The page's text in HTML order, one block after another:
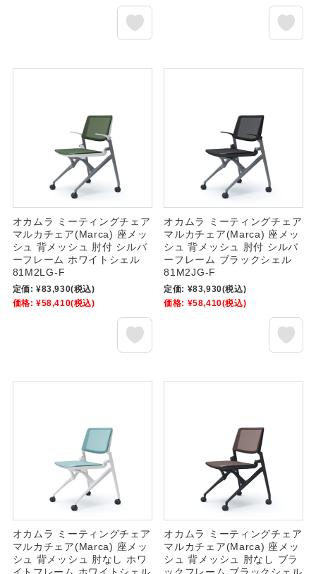
オカムラ ミーティングチェア
マルカチェア(Marca) 座メッ
シュ 背メッシュ 肘付 シルバ
ーフレーム ホワイトシェル
81M2LG-F
定価: ¥83,930(税込)
価格: ¥58,410(税込)
オカムラ ミーティングチェア
マルカチェア(Marca) 座メッ
シュ 背メッシュ 肘付 シルバ
ーフレーム ブラックシェル
81M2JG-F
定価: ¥83,930(税込)
価格: ¥58,410(税込)
オカムラ ミーティングチェア
マルカチェア(Marca) 座メッ
シュ 背メッシュ 肘なし ホワ
オカムラ ミーティングチェア
マルカチェア(Marca) 座メッ
シュ 背メッシュ 肘なし ブラ